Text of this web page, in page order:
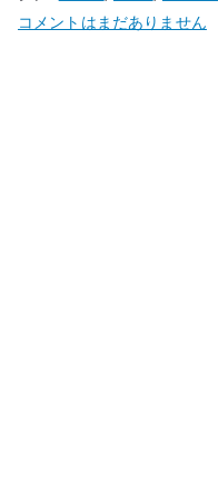
Ubuntu
コメントはまだありません